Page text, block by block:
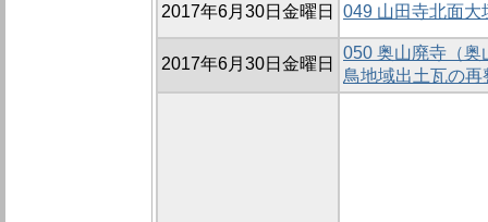
2017年6月30日金曜日 049 山田寺北面大
2017年6月30日金曜日
050 奥山廃寺（奥
鳥地域出土瓦の再